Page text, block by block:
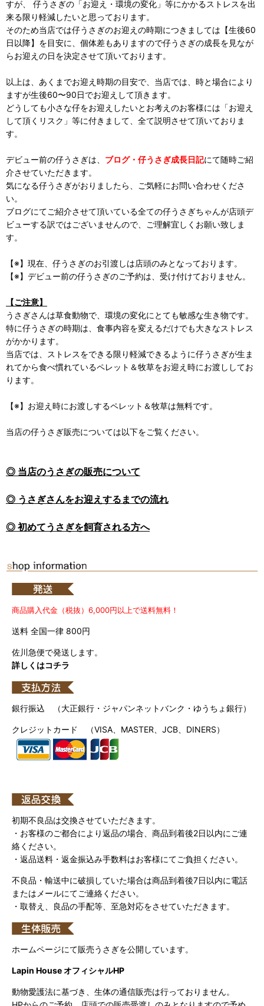
すが、 仔うさぎの「お迎え・環境の変化」等にかかるストレスを出
来る限り軽減したいと思っております。
そのため当店では仔うさぎのお迎えの時期につきましては【生後60
日以降】を目安に、個体差もありますので仔うさぎの成長を見なが
らお迎えの日を決定させて頂いております。
以上は、あくまでお迎え時期の目安で、当店では、時と場合により
ますが生後60〜90日でお迎えして頂きます。
どうしても小さな仔をお迎えしたいとお考えのお客様には「お迎え
して頂くリスク」等に付きまして、全て説明させて頂いておりま
す。
デビュー前の仔うさぎは、 ブログ・仔うさぎ成長日記にて随時ご紹
介させていただきます。
気になる仔うさぎがおりましたら、ご気軽にお問い合わせくださ
い。
ブログにてご紹介させて頂いている全ての仔うさぎちゃんが店頭デ
ビューする訳ではございませんので、ご理解宜しくお願い致しま
す。
【※】現在、仔うさぎのお引渡しは店頭のみとなっております。
【※】デビュー前の仔うさぎのご予約は、受け付けておりません。
【ご注意】
うさぎさんは草食動物で、環境の変化にとても敏感な生き物です。
特に仔うさぎの時期は、食事内容を変えるだけでも大きなストレス
がかかります。
当店では、ストレスをできる限り軽減できるように仔うさぎが生ま
れてから食べ慣れているペレット＆牧草をお迎え時にお渡ししてお
ります。
【※】お迎え時にお渡しするペレット＆牧草は無料です。
当店の仔うさぎ販売については以下をご覧ください。
◎ 当店のうさぎの販売について
◎ うさぎさんをお迎えするまでの流れ
◎ 初めてうさぎを飼育される方へ
商品購入代金（税抜）6,000円以上で送料無料！
送料 全国一律 800円
佐川急便で発送します。
詳しくはコチラ
銀行振込 （大正銀行・ジャパンネットバンク・ゆうちょ銀行）
クレジットカード （VISA、MASTER、JCB、DINERS）
初期不良品は交換させていただきます。
・お客様のご都合により返品の場合、商品到着後2日以内にご連
絡ください。
・返品送料・返金振込み手数料はお客様にてご負担ください。
不良品・輸送中に破損していた場合は商品到着後7日以内に電話
またはメールにてご連絡ください。
・取替え、良品の手配等、至急対応をさせていただきます。
ホームページにて販売うさぎを公開しています。
Lapin House オフィシャルHP
動物愛護法に基づき、生体の通信販売は行っておりません。